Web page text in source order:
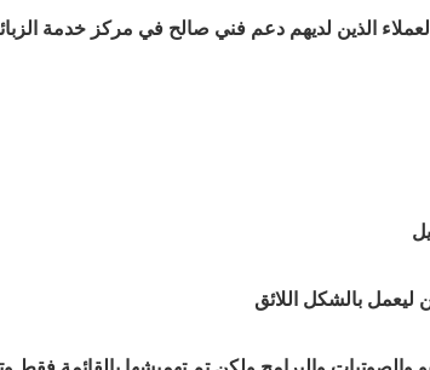
الذين لديهم دعم فني صالح في مركز خدمة
ليعمل بالشكل اللائق